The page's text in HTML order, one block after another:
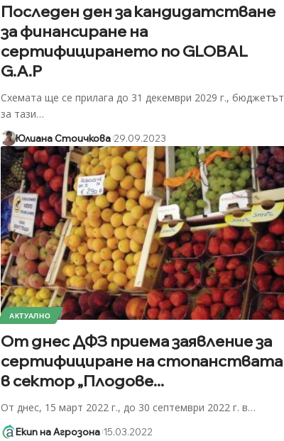
Последен ден за кандидатстване
за финансиране на
сертифицирането по GLOBAL
G.A.P
Схемата ще се прилага до 31 декември 2029 г., бюджетът
за тази…
Юлиана Стоичкова 29.09.2023
АКТУАЛНО
От днес ДФЗ приема заявление за
сертифициране на стопанствата
в сектор „Плодове...
От днес, 15 март 2022 г., до 30 септември 2022 г. в…
Екип на Агрозона 15.03.2022